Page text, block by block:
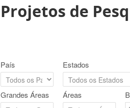
Projetos de
País Estados
Grandes Áreas Áreas